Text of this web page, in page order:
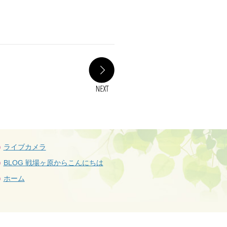
ライブカメラ
BLOG 戦場ヶ原からこんにちは
ホーム